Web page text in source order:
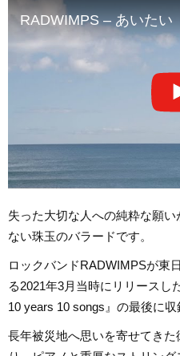
RADWIMPS – あいたい
失った大切な人への純粋な願
ない珠玉のバラードです。
ロックバンドRADWIMPSが東
る2021年3月当時にリリースし
10 years 10 songs』の最後に収
長年被災地へ思いを寄せてき